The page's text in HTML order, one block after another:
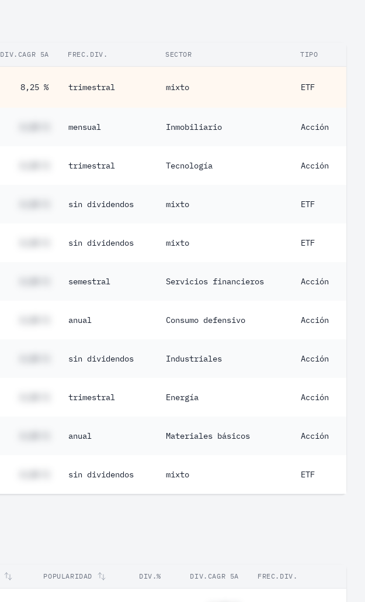
DIV.CAGR 5A FREC.DIV. SECTOR TIPO
8,25 % trimestral mixto ETF
mensual Inmobiliario Acción
trimestral Tecnología Acción
sin dividendos mixto ETF
sin dividendos mixto ETF
semestral Servicios financieros Acción
anual Consumo defensivo Acción
sin dividendos Industriales Acción
trimestral Energía Acción
anual Materiales básicos Acción
sin dividendos mixto ETF
POPULARIDAD DIV.% DIV.CAGR 5A FREC.DIV.